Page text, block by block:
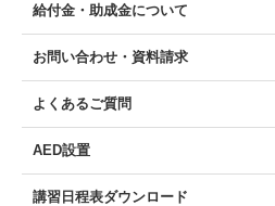
給付金・助成金について
お問い合わせ・資料請求
よくあるご質問
AED設置
講習日程表ダウンロード